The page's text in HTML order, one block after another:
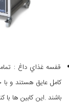
قفسه غذاي داغ :
كامل عايق هستند و با
باشند .اين كابين ها